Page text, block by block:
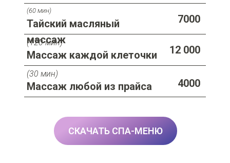
(30 мин)
4000
Массаж любой из прайса
Массаж каждой клеточки 12 000
(120 мин)
(60 мин)
7000
Тайский масляный
массаж
СКАЧАТЬ СПА-МЕНЮ